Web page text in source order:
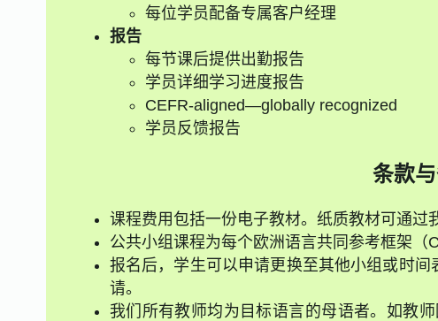
每位学员配备专属客户经理
报告
每节课后提供出勤报告
学员详细学习进度报告
CEFR-aligned—globally recognized
学员反馈报告
条款
课程费用包括一份电子教材。纸质教材可通过
公共小组课程为每个欧洲语言共同参考框架（
报名后，学生可以申请更换至其他小组或时
请。
我们所有教师均为目标语言的母语者。如教